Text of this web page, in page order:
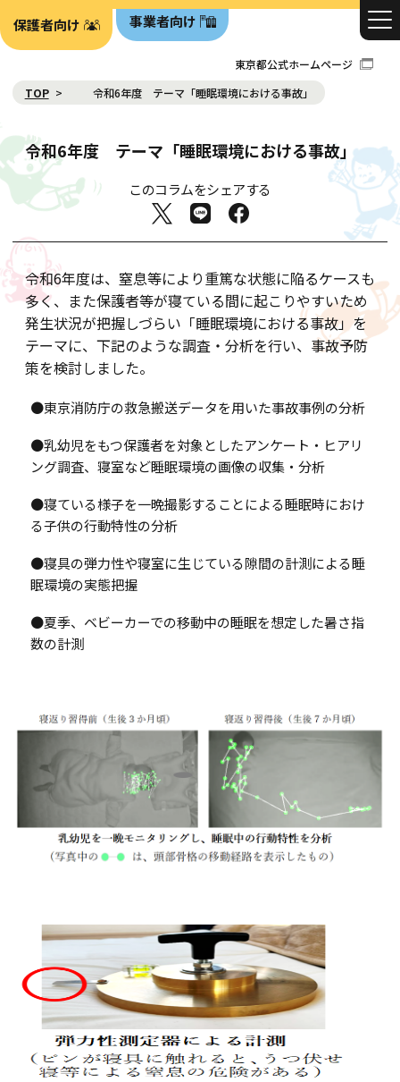
保護者向け 事業者向け
東京都公式ホームページ
TOP
令和6年度 テーマ「睡眠環境における事故」
令和6年度 テーマ「睡眠環境における事故」
このコラムをシェアする
令和6年度は、窒息等により重篤な状態に陥るケースも
多く、また保護者等が寝ている間に起こりやすいため
発生状況が把握しづらい「睡眠環境における事故」を
テーマに、下記のような調査・分析を行い、事故予防
策を検討しました。
●東京消防庁の救急搬送データを用いた事故事例の分析
●乳幼児をもつ保護者を対象としたアンケート・ヒアリ
ング調査、寝室など睡眠環境の画像の収集・分析
●寝ている様子を一晩撮影することによる睡眠時におけ
る子供の行動特性の分析
●寝具の弾力性や寝室に生じている隙間の計測による睡
眠環境の実態把握
●夏季、ベビーカーでの移動中の睡眠を想定した暑さ指
数の計測